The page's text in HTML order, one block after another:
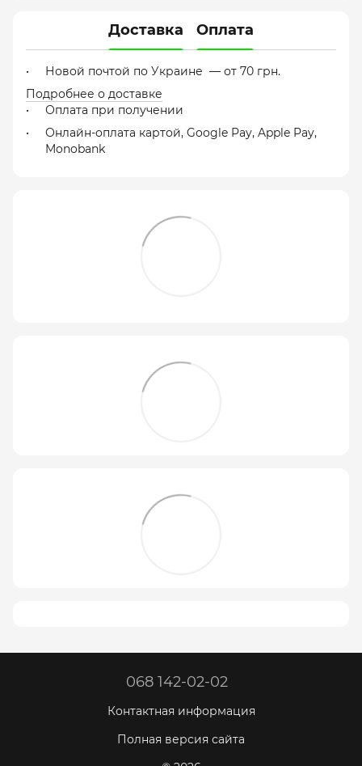
Доставка Оплата
Новой почтой по Украине — от 70 грн.
Подробнее о доставке
Оплата при получении
Онлайн-оплата картой, Google Pay, Apple Pay,
Monobank
068 142-02-02
Контактная информация
Полная версия сайта